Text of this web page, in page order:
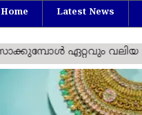
Home Latest News